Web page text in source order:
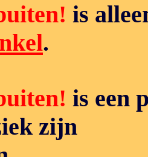
is
.
is een
zijn